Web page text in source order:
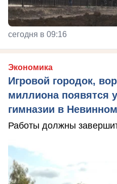
сегодня в 09:16
Экономика
Игровой городок,
миллиона появятся
гимназии в
Работы должны